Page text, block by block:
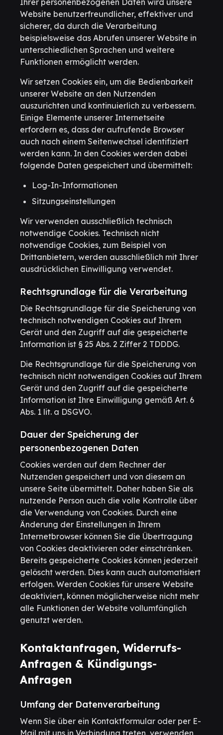
Ihrer personenbezogenen Daten wird unsere
Website benutzerfreundlicher, effektiver und
sicherer, da durch die Verarbeitung
beispielsweise das Abrufen unserer Website in
unterschiedlichen Sprachen und weitere
Funktionen ermöglicht werden.
Wir setzen Cookies ein, um die Bedienbarkeit
unserer Website an den Nutzenden
auszurichten und kontinuierlich zu verbessern.
Einige Elemente unserer Internetseite
erfordern es, dass der aufrufende Browser
auch nach einem Seitenwechsel identifiziert
werden kann. In den Cookies werden dabei
folgende Daten gespeichert und übermittelt:
Log-In-Informationen
Sitzungseinstellungen
Wir verwenden ausschließlich technisch
notwendige Cookies. Technisch nicht
notwendige Cookies, zum Beispiel von
Drittanbietern, werden ausschließlich mit Ihrer
ausdrücklichen Einwilligung verwendet.
Rechtsgrundlage für die Verarbeitung
Die Rechtsgrundlage für die Speicherung von
technisch notwendigen Cookies auf Ihrem
Gerät und den Zugriff auf die gespeicherte
Information ist § 25 Abs. 2 Ziffer 2 TDDDG.
Die Rechtsgrundlage für die Speicherung von
technisch nicht notwendigen Cookies auf Ihrem
Gerät und den Zugriff auf die gespeicherte
Information ist Ihre Einwilligung gemäß Art. 6
Abs. 1 lit. a DSGVO.
Dauer der Speicherung der
personenbezogenen Daten
Cookies werden auf dem Rechner der
Nutzenden gespeichert und von diesem an
unsere Seite übermittelt. Daher haben Sie als
nutzende Person auch die volle Kontrolle über
die Verwendung von Cookies. Durch eine
Änderung der Einstellungen in Ihrem
Internetbrowser können Sie die Übertragung
von Cookies deaktivieren oder einschränken.
Bereits gespeicherte Cookies können jederzeit
gelöscht werden. Dies kann auch automatisiert
erfolgen. Werden Cookies für unsere Website
deaktiviert, können möglicherweise nicht mehr
alle Funktionen der Website vollumfänglich
genutzt werden.
Kontaktanfragen, Widerrufs-
Anfragen & Kündigungs-
Anfragen
Umfang der Datenverarbeitung
Wenn Sie über ein Kontaktformular oder per E-
Mail mit uns in Verbindung treten, verwenden